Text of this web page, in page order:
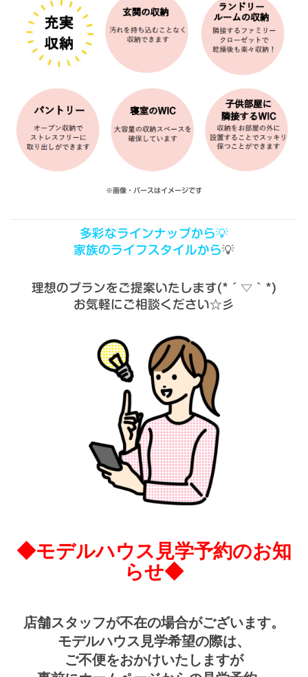
※画像・パースはイメージです
多彩なラインナップから💡
家族のライフスタイルから💡
理想のプランをご提案いたします(*´▽｀*)
お気軽にご相談ください☆彡
◆モデルハウス見学予約のお知
らせ◆
店舗スタッフが不在の場合がございます。
モデルハウス見学希望の際は、
ご不便をおかけいたしますが